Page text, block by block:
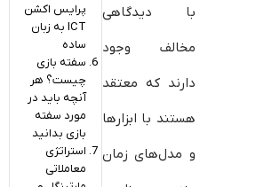
با دیدگاهی
مخالف وجود
دارند که معتقد
هستند با ابزارها
و مدل‌های زمان
پرایس اکشن
ICT به زبان
ساده
سفته‌ بازی
چیست؟ هر
آنچه باید در
مورد سفته‌
بازی بدانید
استراتژی
معاملاتی